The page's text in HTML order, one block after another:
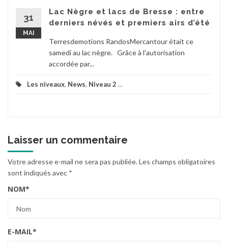
31
MAI
Lac Nègre et lacs de Bresse : entre
derniers névés et premiers airs d’été
Terresdemotions RandosMercantour était ce
samedi au lac nègre. Grâce à l'autorisation
accordée par...
Les niveaux, News, Niveau 2 ...
Laisser un commentaire
Votre adresse e-mail ne sera pas publiée.Les champs obligatoires
sont indiqués avec *
NOM*
E-MAIL*